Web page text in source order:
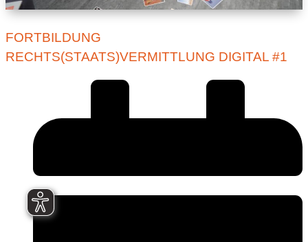
FORTBILDUNG
RECHTS(STAATS)VERMITTLUNG DIGITAL #1